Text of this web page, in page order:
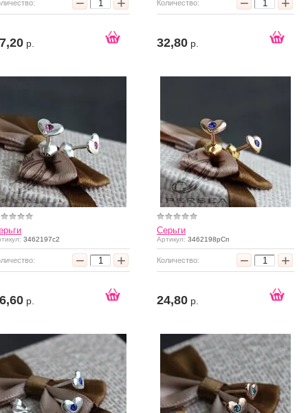
р.
Количество:
32,80 р.
3462197с2
− +
р.
Серьги
Артикул: 3462198рСп
Количество: − +
24,80 р.